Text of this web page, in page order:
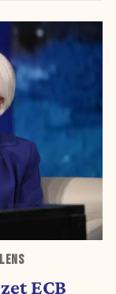
ECB